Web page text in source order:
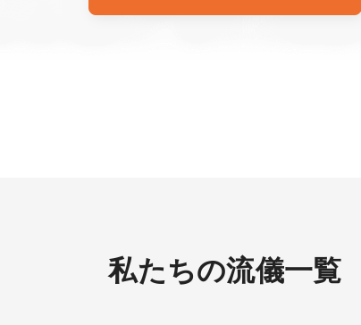
私たちの流儀一覧